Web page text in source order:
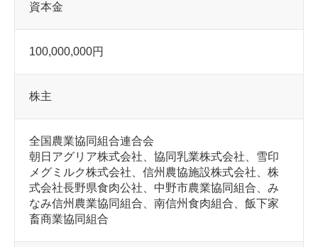
資本金
100,000,000円
株主
全国農業協同組合連合会
朝日アグリア株式会社、協同乳業株式会社、雪印
メグミルク株式会社、信州農協施設株式会社、株
式会社長野県食肉公社、中野市農業協同組合、み
なみ信州農業協同組合、南信州食肉組合、飯下家
畜商業協同組合